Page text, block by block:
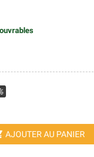
AJOUTER AU PANIER